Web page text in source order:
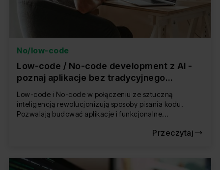
No/low-code
Low-code / No-code development z AI -
poznaj aplikacje bez tradycyjnego
developera i programowania
Low-code i No-code w połączeniu ze sztuczną
inteligencją rewolucjonizują sposoby pisania kodu.
Pozwalają budować aplikacje i funkcjonalne...
Przeczytaj